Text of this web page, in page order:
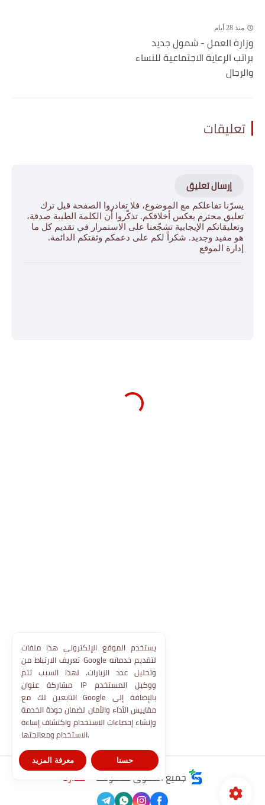
منذ 28 أيام
وزارة العمل - شمول جديد
براتب الرعاية الاجتماعية للنساء
والرجال
تعليقات
إرسال تعليق
يسرّنا تفاعلكم مع الموضوع، فلا تغادروا الصفحة قبل ترك
تعليق محترم يعكس أخلاقكم. تذكّروا أن الكلمة الطيبة صدقة،
وتعليقاتكم الإيجابية تشجّعنا على الاستمرار في تقديم كل ما
هو مفيد وجديد. شكراً لكم على دعمكم وثقتكم الدائمة.
إدارة الموقع
جميع الحقوق محفوظة © مدارنا
يستخدم الموقع الإلكتروني هذا ملفات
تعريف الارتباط من Google لتقديم خدماته
وتحليل عدد الزيارات. لهذا السبب تتم
مشاركة عنوان IP ووكيل المستخدم
التابعين لك مع Google بالإضافة إلى
مقاييس الأداء والأمان لضمان جودة الخدمة
وإنشاء إحصاءات الاستخدام واكتشاف إساءة
الاستخدام ومعالجتها.
معرفة المزيد حسنا